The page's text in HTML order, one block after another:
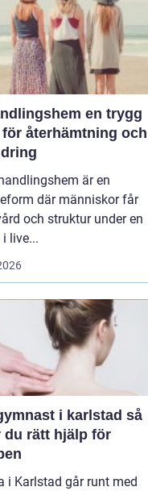
en trygg
återhämtning och
är en
där människor får
och struktur under en
live...
i karlstad så
du rätt hjälp för
i Karlstad går runt med